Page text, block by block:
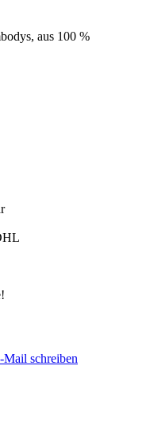
aus 100 %
Mail schreiben